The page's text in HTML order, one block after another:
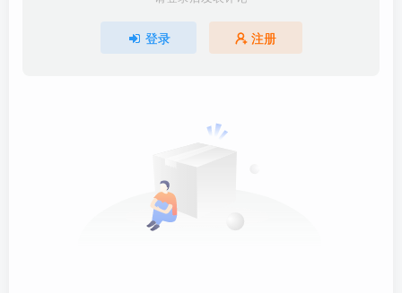
登录 注册